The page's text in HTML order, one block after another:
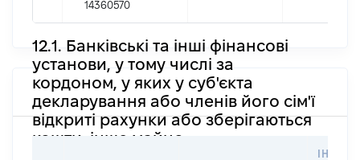
14360570
12.1. Банківські та інші фінансові
установи, у тому числі за
кордоном, у яких у суб'єкта
декларування або членів його сім'ї
відкриті рахунки або зберігаються
кошти, інше майно